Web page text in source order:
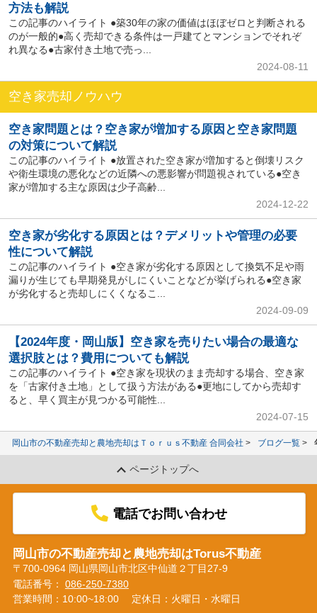
方法も解説
この記事のハイライト ●築30年の家の価値はほぼゼロと判断される
のが一般的●高く売却できる条件は一戸建てとマンションでそれぞ
れ異なる●古家付き土地で売っ...
2024-08-11
空き家売却ノウハウ
空き家問題とは？空き家が増加する原因と空き家問題
の対策について解説
この記事のハイライト ●放置された空き家が増加すると倒壊リスク
や衛生環境の悪化などの近隣への悪影響が問題視されている●空き
家が増加する主な原因は少子高齢...
2024-12-22
空き家が劣化する原因とは？デメリットや管理の必要
性について解説
この記事のハイライト ●空き家が劣化する原因として換気不足や雨
漏りが生じても早期発見がしにくいことなどが挙げられる●空き家
が劣化すると売却しにくくなるこ...
2024-09-09
【2024年度・岡山版】空き家を売りたい場合の最適な
選択肢とは？費用についても解説
この記事のハイライト ●空き家を現状のまま売却する場合、空き家
を「古家付き土地」として扱う方法がある●更地にしてから売却す
ると、早く買主が見つかる可能性...
2024-07-15
岡山市の不動産売却と農地売却はＴｏｒｕｓ不動産 合同会社 ブログ一覧
ページトップへ
電話でお問い合わせ
岡山市の不動産売却と農地売却はTorus不動産
〒700-0964 岡山県岡山市北区中仙道２丁目27-9
電話番号： 086-250-7380
営業時間：10:00~18:00
定休日：火曜日・水曜日